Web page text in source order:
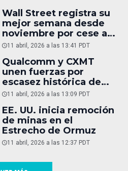
Wall Street registra su
mejor semana desde
noviembre por cese al
fuego entre EU e Irán
11 abril, 2026 a las 13:41 PDT
Qualcomm y CXMT
unen fuerzas por
escasez histórica de
DRAM
11 abril, 2026 a las 13:09 PDT
EE. UU. inicia remoción
de minas en el
Estrecho de Ormuz
11 abril, 2026 a las 12:37 PDT